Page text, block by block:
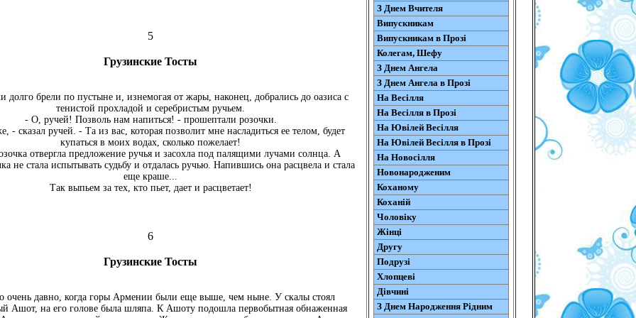
5
Грузинские Тосты
долго брели по пустыне и, изнемогая от жары, наконец, добрались до оазиса с
тенистой прохладой и серебристым ручьем.
- О, ручей! Позволь нам напиться! - прошептали розочки.
- сказал ручей. - Та из вас, которая позволит мне насладиться ее телом, будет
купаться в моих водах, сколько пожелает!
отвергла предложение ручья и засохла под палящими лучами солнца. А
не стала испытывать судьбу и отдалась ручью. Hапившись она расцвела и стала
еще краше...
Так выпьем за тех, кто пьет, дает и расцветает!
6
Грузинские Тосты
очень давно, когда горы Армении были еще выше, чем ныне. У скалы стоял
Ашот, на его голове была шляпа. К Ашоту подошла первобытная обнаженная
З Днем Вчителя
Випускникам
Випускникам в Прозі
Колегам, Шефу
З Днем Ангела
З Днем Ангела в Прозі
На Весілля
На Весілля в Прозі
На Ювілей Весілля
На Ювілей Весілля в Прозі
На Новосілля
Новонародженим
Коханому
Коханій
Чоловіку
Жінці
Другу
Подрузі
Хлопцеві
Дівчині
З Днем Народження Рідним